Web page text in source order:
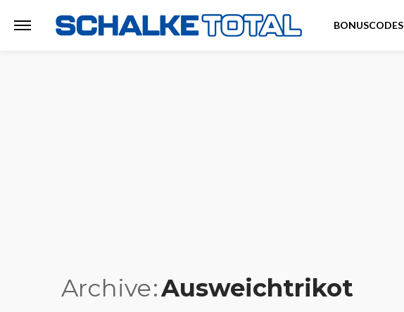
BONUSCODES
Archive Ausweichtrikot